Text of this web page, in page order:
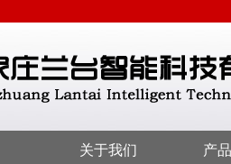
关于我们 产